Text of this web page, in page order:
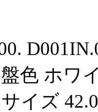
色 ホワ
イズ